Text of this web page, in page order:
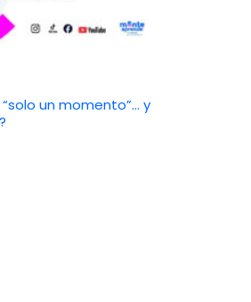
un momento”… y